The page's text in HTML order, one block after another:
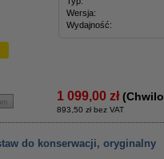
Wersja:
Wydajność:
1 099,00 zł
893,50 zł bez VAT
do konserwacji, oryginalny